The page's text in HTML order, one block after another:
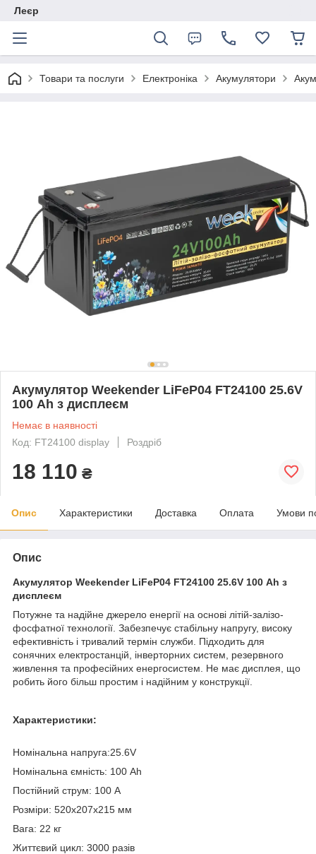
Леєр
Товари та послуги Електроніка Акумулятори
Акумулятор Weekender LiFeP04 FT24100 25.6V
100 Аh з дисплеєм
Немає в наявності
Код: FT24100 display
Роздріб
18 110 ₴
Опис Характеристики Доставка Оплата Умови
Опис
Акумулятор Weekender LiFeP04 FT24100 25.6V 100 Аh з
дисплеєм
Потужне та надійне джерело енергії на основі літій-залізо-
фосфатної технології. Забезпечує стабільну напругу, високу
ефективність і тривалий термін служби. Підходить для
сонячних електростанцій, інверторних систем, резервного
живлення та професійних енергосистем. Не має дисплея, що
робить його більш простим і надійним у конструкції.
Характеристики:
Номінальна напруга:25.6V
Номінальна ємність: 100 Аh
Постійний струм: 100 А
Розміри: 520x207x215 мм
Вага: 22 кг
Життєвий цикл: 3000 разів